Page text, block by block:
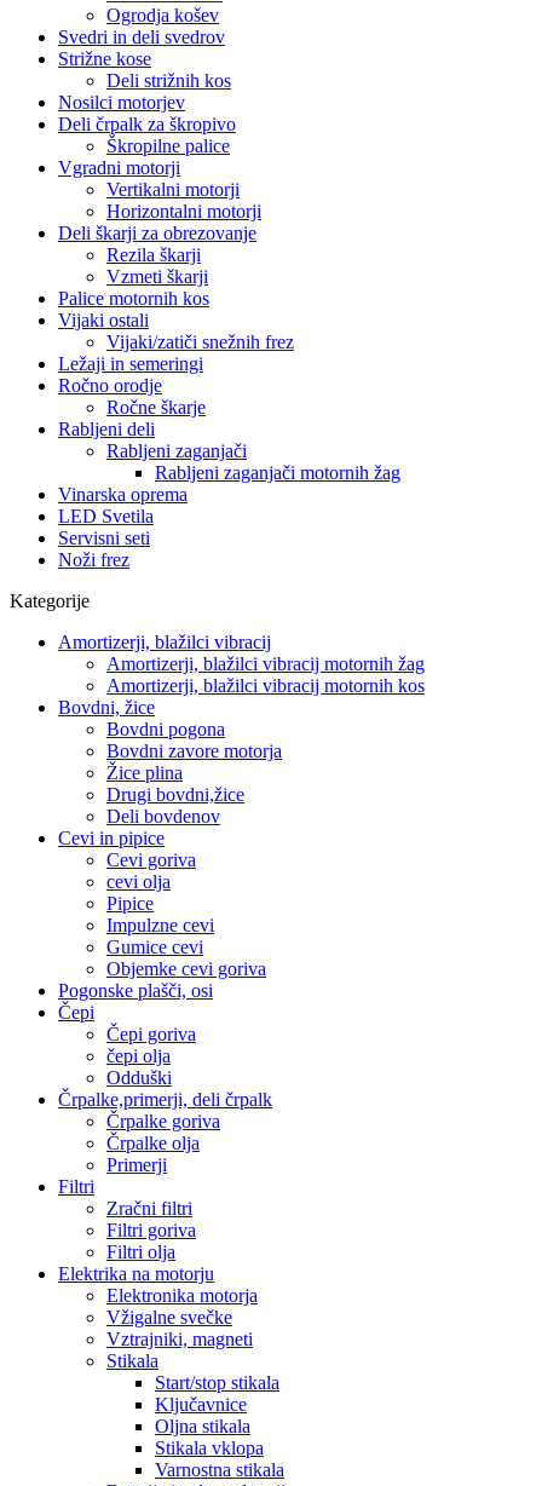
Ogrodja košev
Svedri in deli svedrov
Strižne kose
Deli strižnih kos
Nosilci motorjev
Deli črpalk za škropivo
Škropilne palice
Vgradni motorji
Vertikalni motorji
Horizontalni motorji
Deli škarji za obrezovanje
Rezila škarji
Vzmeti škarji
Palice motornih kos
Vijaki ostali
Vijaki/zatiči snežnih frez
Ležaji in semeringi
Ročno orodje
Ročne škarje
Rabljeni deli
Rabljeni zaganjači
Rabljeni zaganjači motornih žag
Vinarska oprema
LED Svetila
Servisni seti
Noži frez
Kategorije
Amortizerji, blažilci vibracij
Amortizerji, blažilci vibracij motornih žag
Amortizerji, blažilci vibracij motornih kos
Bovdni, žice
Bovdni pogona
Bovdni zavore motorja
Žice plina
Drugi bovdni,žice
Deli bovdenov
Cevi in pipice
Cevi goriva
cevi olja
Pipice
Impulzne cevi
Gumice cevi
Objemke cevi goriva
Pogonske plašči, osi
Čepi
Čepi goriva
čepi olja
Odduški
Črpalke,primerji, deli črpalk
Črpalke goriva
Črpalke olja
Primerji
Filtri
Zračni filtri
Filtri goriva
Filtri olja
Elektrika na motorju
Elektronika motorja
Vžigalne svečke
Vztrajniki, magneti
Stikala
Start/stop stikala
Ključavnice
Oljna stikala
Stikala vklopa
Varnostna stikala